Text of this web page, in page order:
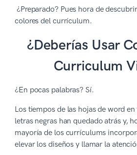
¿Preparado? Pues hora de
colores del currículum.
¿Deberías Usar
Curriculum
¿En pocas palabras? Sí.
Los tiempos de las hojas de word
letras negras han quedado atrás y,
mayoría de los currículums
elevar los diseños y llamar la